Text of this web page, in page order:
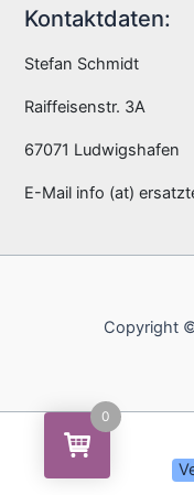
Kontaktdaten:
Stefan Schmidt
Raiffeisenstr. 3A
67071 Ludwigshafen
E-Mail info (at)
Copyright
0